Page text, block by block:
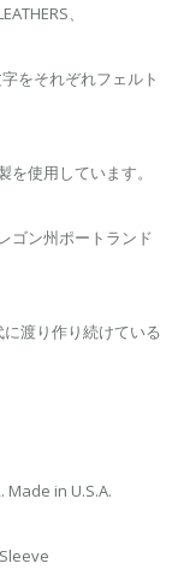
、
をそれぞれフェルト
使用しています。
ゴン州ポートランド
渡り作り続けている
Made in U.S.A.